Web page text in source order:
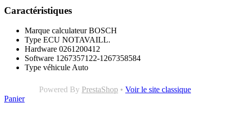
Caractéristiques
Marque calculateur BOSCH
Type ECU NOTAVAILL.
Hardware 0261200412
Software 1267357122-1267358584
Type véhicule Auto
Powered By PrestaShop • Voir le site classique
Panier